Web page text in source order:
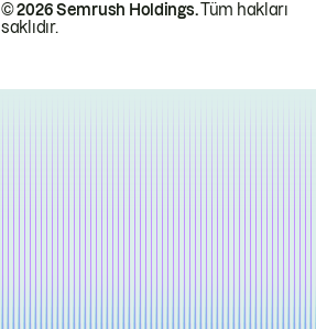
© 2026 Semrush Holdings.Tüm hakları
saklıdır.